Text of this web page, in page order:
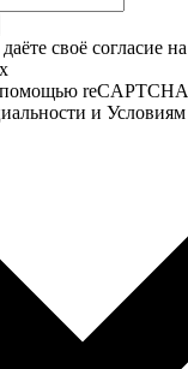
своё согласие
reCAPTCHA
и Условиям